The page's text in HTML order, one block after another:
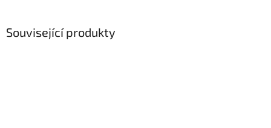
Související produkty